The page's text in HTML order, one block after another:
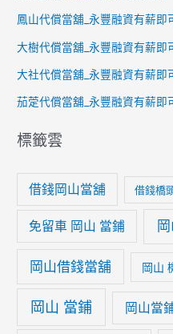
鳳山代償當舖_永豐融資有薪即
大樹代償當舖_永豐融資有薪即
大社代償當舖_永豐融資有薪即
茄萣代償當舖_永豐融資有薪即
標籤雲
借錢岡山當舖 借錢橋
免留車 岡山 當鋪
岡山借錢當舖 岡山
岡山 當鋪 岡山當